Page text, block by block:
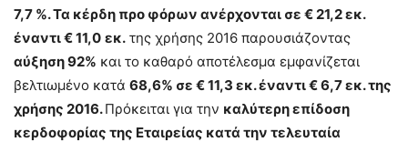
7,7 %. Τα κέρδη προ φόρων ανέρχονται σε € 21,2 εκ.
έναντι € 11,0 εκ. της χρήσης 2016 παρουσιάζοντας
αύξηση 92% και το καθαρό αποτέλεσμα εμφανίζεται
βελτιωμένο κατά 68,6% σε € 11,3 εκ. έναντι € 6,7 εκ. της
χρήσης 2016.Πρόκειται για την καλύτερη επίδοση
κερδοφορίας της Εταιρείας κατά την τελευταία